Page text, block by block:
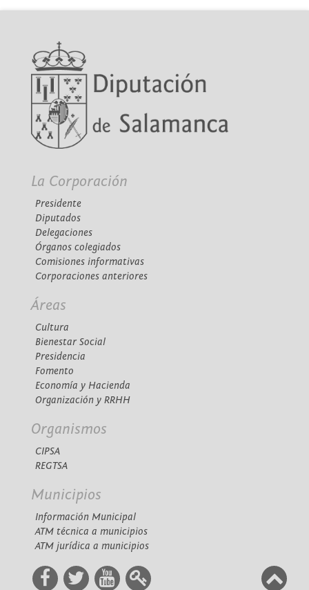
La Corporación
Presidente
Diputados
Delegaciones
Órganos colegiados
Comisiones informativas
Corporaciones anteriores
Áreas
Cultura
Bienestar Social
Presidencia
Fomento
Economía y Hacienda
Organización y RRHH
Organismos
CIPSA
REGTSA
Municipios
Información Municipal
ATM técnica a municipios
ATM jurídica a municipios